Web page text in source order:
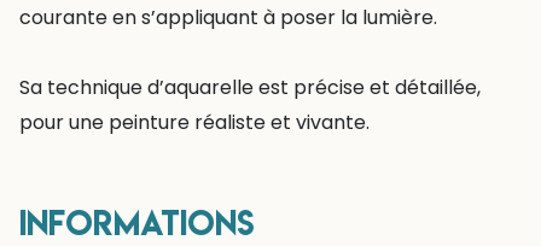
courante en s’appliquant à poser la lumière.
Sa technique d’aquarelle est précise et détaillée,
pour une peinture réaliste et vivante.
Informations